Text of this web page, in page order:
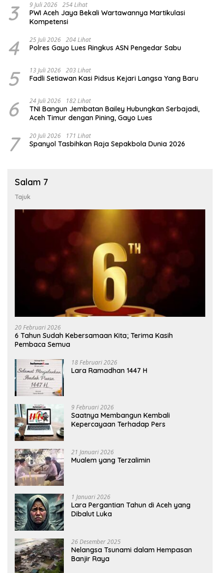
3 9 Juli 2026 254 Lihat
PWI Aceh Jaya Bekali Wartawannya Martikulasi
Kompetensi
4 25 Juli 2026 204 Lihat
Polres Gayo Lues Ringkus ASN Pengedar Sabu
5 13 Juli 2026 203 Lihat
Fadli Setiawan Kasi Pidsus Kejari Langsa Yang Baru
6 24 Juli 2026 182 Lihat
TNI Bangun Jembatan Bailey Hubungkan Serbajadi,
Aceh Timur dengan Pining, Gayo Lues
7 20 Juli 2026 171 Lihat
Spanyol Tasbihkan Raja Sepakbola Dunia 2026
Salam 7
Tajuk
20 Februari 2026
6 Tahun Sudah Kebersamaan Kita; Terima Kasih
Pembaca Semua
18 Februari 2026
Lara Ramadhan 1447 H
9 Februari 2026
Saatnya Membangun Kembali
Kepercayaan Terhadap Pers
21 Januari 2026
Mualem yang Terzalimin
1 Januari 2026
Lara Pergantian Tahun di Aceh yang
Dibalut Luka
26 Desember 2025
Nelangsa Tsunami dalam Hempasan
Banjir Raya